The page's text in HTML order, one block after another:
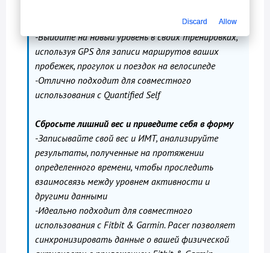
-Выйдите на новый уровень в своих тренировках,
используя GPS для записи маршрутов ваших
пробежек, прогулок и поездок на велосипеде
-Отлично подходит для совместного
использования с Quantified Self
Сбросьте лишний вес и приведите себя в форму
-Записывайте свой вес и ИМТ, анализируйте
результаты, полученные на протяжении
определенного времени, чтобы проследить
взаимосвязь между уровнем активности и
другими данными
-Идеально подходит для совместного
использования с Fitbit & Garmin. Pacer позволяет
синхронизировать данные о вашей физической
Discard Allow